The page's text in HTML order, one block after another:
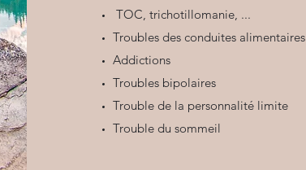
TOC, trichotillomanie, ...
Troubles des conduites alimentaires
Addictions
Troubles bipolaires
Trouble de la personnalité limite
Trouble du sommeil